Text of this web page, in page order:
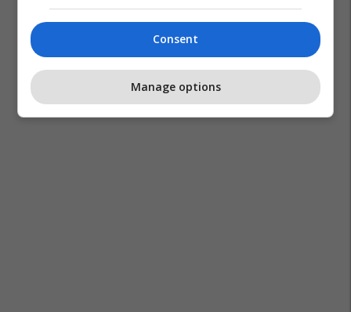
Consent
Manage options